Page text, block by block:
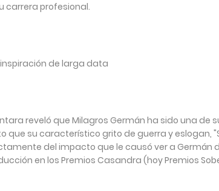
carrera profesional.
de larga data
reveló que Milagros Germán ha sido una de
que su característico grito de guerra y eslogan,
del impacto que le causó ver a Germán
en los Premios Casandra (hoy Premios